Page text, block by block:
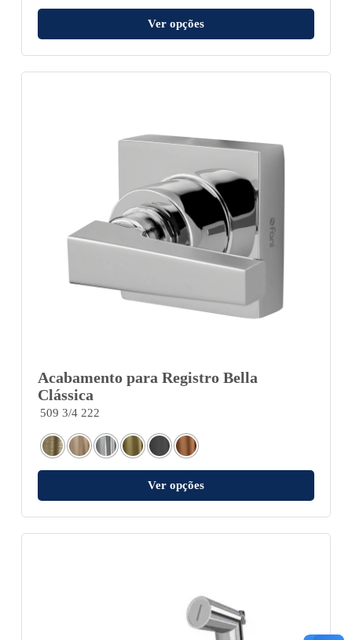
Ver opções
Acabamento para Registro Bella
Clássica
509 3/4 222
Ver opções